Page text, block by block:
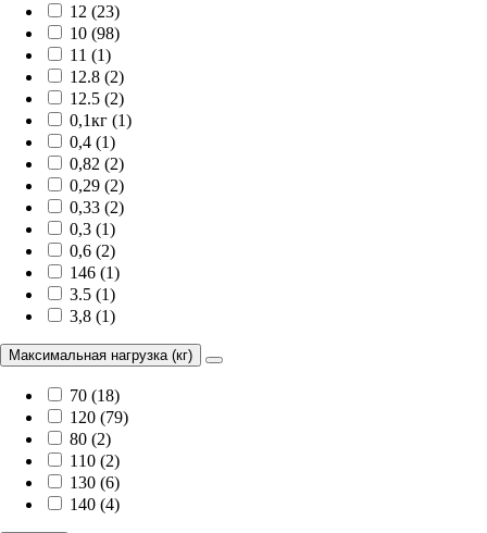
12 (23)
10 (98)
11 (1)
12.8 (2)
12.5 (2)
0,1кг (1)
0,4 (1)
0,82 (2)
0,29 (2)
0,33 (2)
0,3 (1)
0,6 (2)
146 (1)
3.5 (1)
3,8 (1)
Максимальная нагрузка (кг)
70 (18)
120 (79)
80 (2)
110 (2)
130 (6)
140 (4)